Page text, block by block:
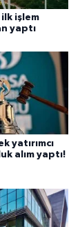
işlem
yaptı
yatırımcı
alım yaptı!